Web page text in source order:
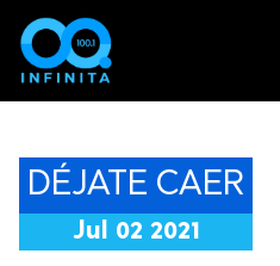
DÉJATE CAER
Jul 02 2021